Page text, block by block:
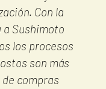
Con la
a Sushimoto
los procesos
son más
compras